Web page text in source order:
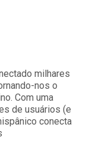
milhares
nos o
Com uma
de usuários (e
conecta